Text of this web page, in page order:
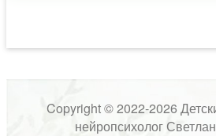
Copyright © 2022-2026
нейропсихолог